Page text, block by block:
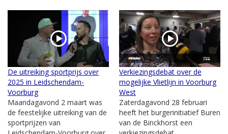
De uitreiking sportprijs over
2025 in Leidschendam-
Voorburg
Maandagavond 2 maart was
de feestelijke uitreiking van de
sportprijzen van
Verkiezingsdebat over de
mogelijke Vlietlijn in Voorburg
West
Zaterdagavond 28 februari
heeft het burgerinitiatief Buren
van de Binckhorst een